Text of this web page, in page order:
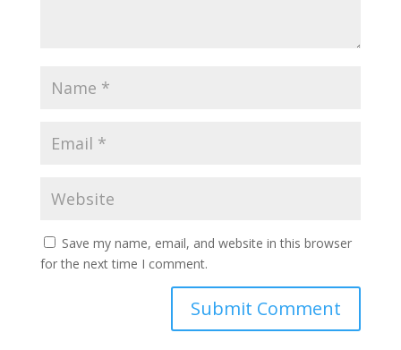
Save my name, email, and website in this browser
for the next time I comment.